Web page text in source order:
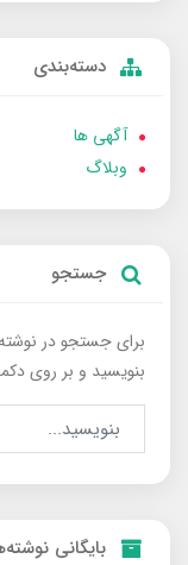
دسته‌بندی
آگهی ها
وبلاگ
جستجو
برای جستجو در
بنویسید و بر روی
بایگانی